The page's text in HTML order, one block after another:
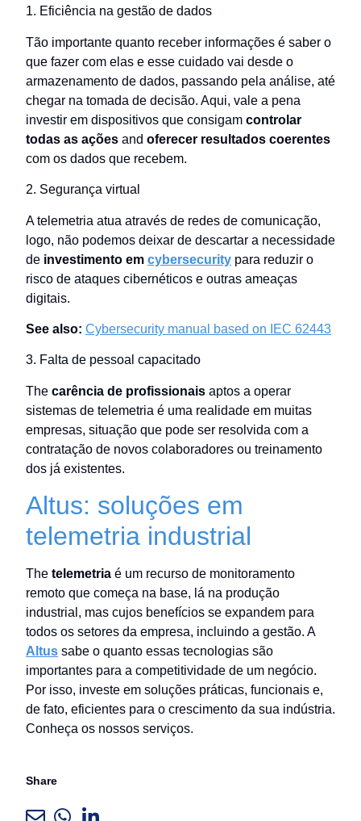
1. Eficiência na gestão de dados
Tão importante quanto receber informações é saber o
que fazer com elas e esse cuidado vai desde o
armazenamento de dados, passando pela análise, até
chegar na tomada de decisão. Aqui, vale a pena
investir em dispositivos que consigam controlar
todas as ações and oferecer resultados coerentes
com os dados que recebem.
2. Segurança virtual
A telemetria atua através de redes de comunicação,
logo, não podemos deixar de descartar a necessidade
de investimento em cybersecurity para reduzir o
risco de ataques cibernéticos e outras ameaças
digitais.
See also: Cybersecurity manual based on IEC 62443
3. Falta de pessoal capacitado
The carência de profissionais aptos a operar
sistemas de telemetria é uma realidade em muitas
empresas, situação que pode ser resolvida com a
contratação de novos colaboradores ou treinamento
dos já existentes.
Altus: soluções em
telemetria industrial
The telemetria é um recurso de monitoramento
remoto que começa na base, lá na produção
industrial, mas cujos benefícios se expandem para
todos os setores da empresa, incluindo a gestão. A
Altus sabe o quanto essas tecnologias são
importantes para a competitividade de um negócio.
Por isso, investe em soluções práticas, funcionais e,
de fato, eficientes para o crescimento da sua indústria.
Conheça os nossos serviços.
Share